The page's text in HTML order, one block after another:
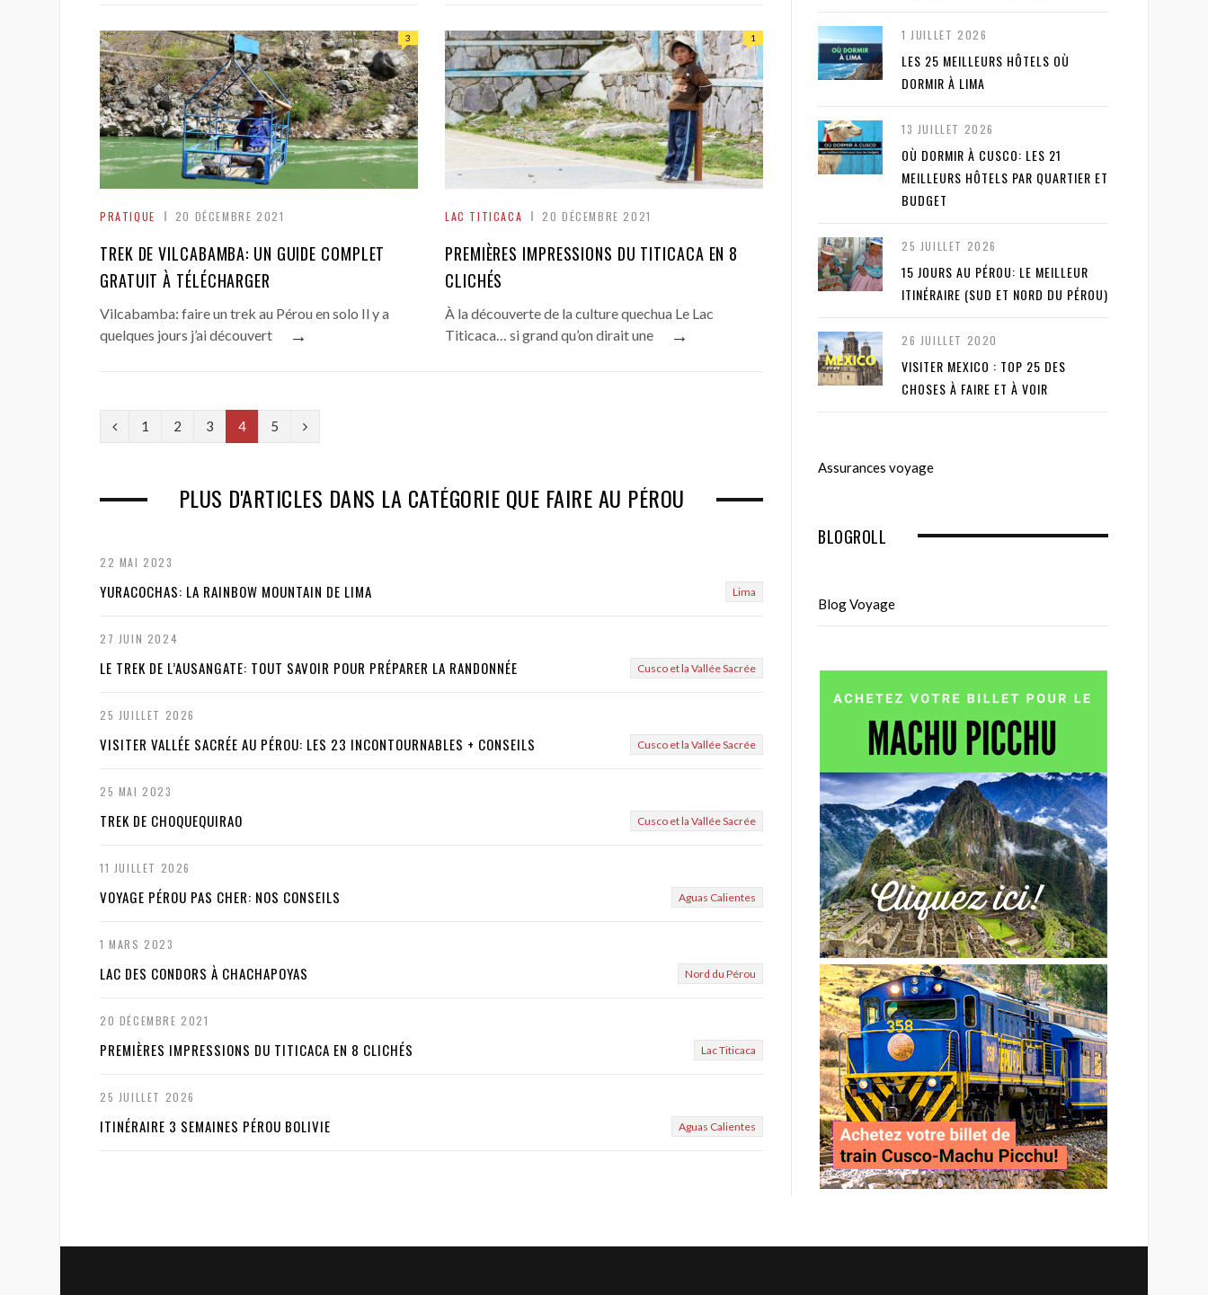
PRATIQUE 20 DÉCEMBRE 2021
3
TREK DE VILCABAMBA: UN GUIDE COMPLET
GRATUIT À TÉLÉCHARGER
Vilcabamba: faire un trek au Pérou en solo Il y a
quelques jours j’ai découvert
→
LAC TITICACA 20 DÉCEMBRE 2021
1
PREMIÈRES IMPRESSIONS DU TITICACA EN 8
CLICHÉS
À la découverte de la culture quechua Le Lac
Titicaca… si grand qu’on dirait une
→
P
u
s
1 2 3 4 5
N
x
PLUS D'ARTICLES DANS LA CATÉGORIE QUE FAIRE AU PÉROU
22 MAI 2023
YURACOCHAS: LA RAINBOW MOUNTAIN DE LIMA Lima
27 JUIN 2024
LE TREK DE L’AUSANGATE: TOUT SAVOIR POUR PRÉPARER LA RANDONNÉE Cusco et la Vallée Sacrée
25 JUILLET 2026
VISITER VALLÉE SACRÉE AU PÉROU: LES 23 INCONTOURNABLES + CONSEILS Cusco et la Vallée Sacrée
25 MAI 2023
TREK DE CHOQUEQUIRAO Cusco et la Vallée Sacrée
11 JUILLET 2026
VOYAGE PÉROU PAS CHER: NOS CONSEILS Aguas Calientes
1 MARS 2023
LAC DES CONDORS À CHACHAPOYAS Nord du Pérou
20 DÉCEMBRE 2021
PREMIÈRES IMPRESSIONS DU TITICACA EN 8 CLICHÉS Lac Titicaca
25 JUILLET 2026
ITINÉRAIRE 3 SEMAINES PÉROU BOLIVIE Aguas Calientes
1 JUILLET 2026
LES 25 MEILLEURS HÔTELS OÙ
DORMIR À LIMA
13 JUILLET 2026
OÙ DORMIR À CUSCO: LES 21
MEILLEURS HÔTELS PAR QUARTIER ET
BUDGET
25 JUILLET 2026
15 JOURS AU PÉROU: LE MEILLEUR
ITINÉRAIRE (SUD ET NORD DU PÉROU)
26 JUILLET 2020
VISITER MEXICO : TOP 25 DES
CHOSES À FAIRE ET À VOIR
Assurances voyage
BLOGROLL
Blog Voyage